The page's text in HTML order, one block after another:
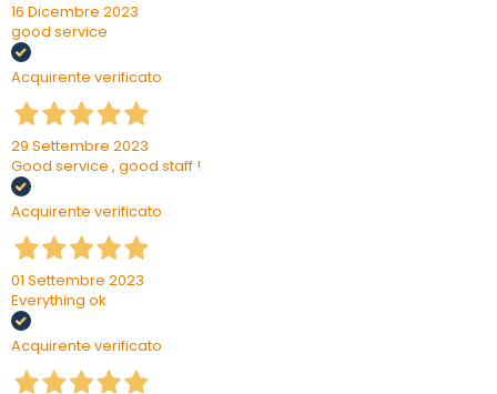
16 Dicembre 2023
good service
Acquirente verificato
29 Settembre 2023
Good service , good staff !
Acquirente verificato
01 Settembre 2023
Everything ok
Acquirente verificato